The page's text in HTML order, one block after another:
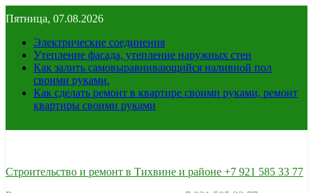
к
содержимому
Пятница, 07.08.2026
Электрические соединения
Утепление фасада, утепление наружных стен
Как залить самовыравнивающийся наливной пол
своими руками.
Как сделать ремонт в квартире своими руками, ремонт
квартиры своими руками
Строительство и ремонт в Тихвине и районе +7 921 585 33 77